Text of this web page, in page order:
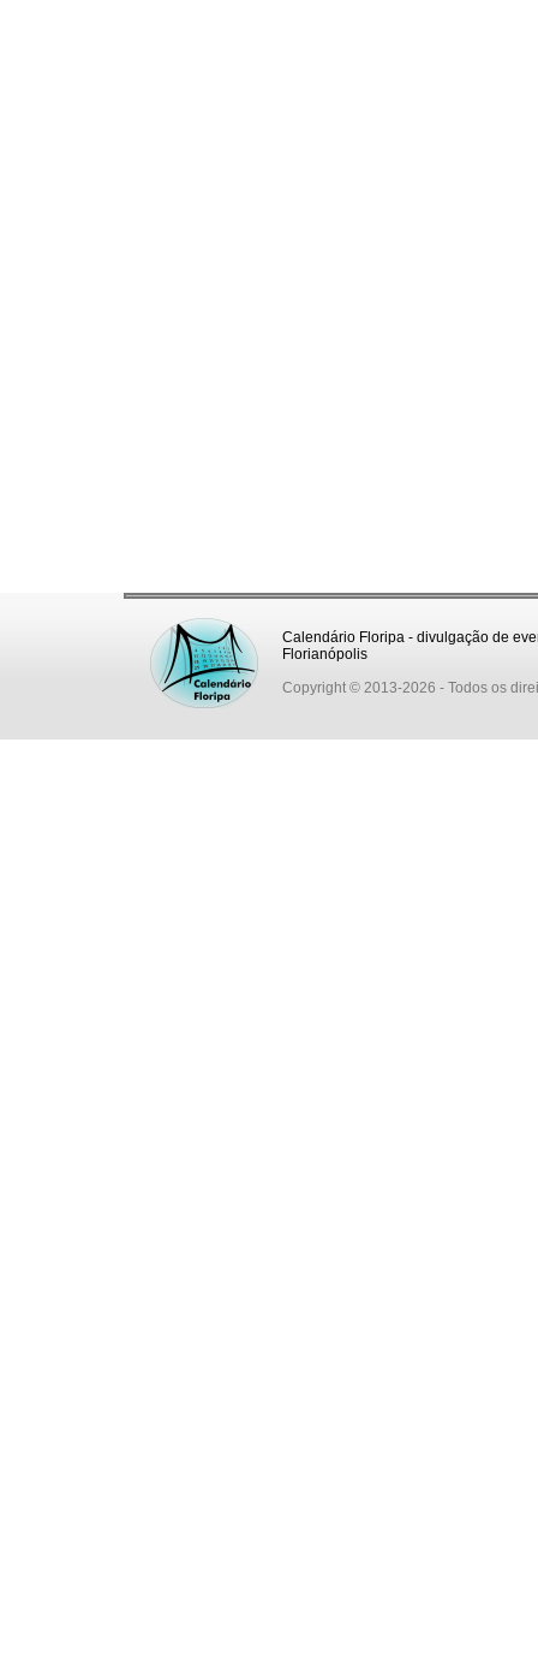
Calendário Floripa - divulgação de
Florianópolis
Copyright © 2013-2026 - Todos os